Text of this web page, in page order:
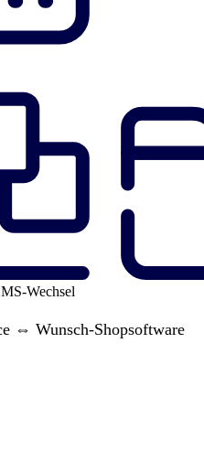
Wechsel
⇔ Wunsch-Shopsoftware